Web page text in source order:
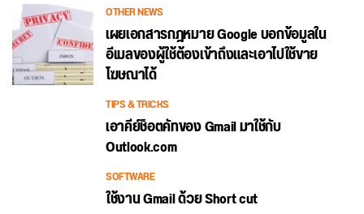
OTHER NEWS
เผยเอกสารกฎหมาย Google บอกข้อมูลใน
อีเมลของผู้ใช้ต้องเข้าถึงและเอาไปใช้ขาย
โฆษณาได้
TIPS & TRICKS
เอาคีย์ช็อตคัทของ Gmail มาใช้กับ
Outlook.com
SOFTWARE
ใช้งาน Gmail ด้วย Short cut